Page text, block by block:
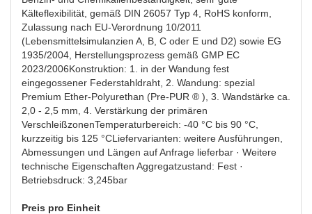
Kälteflexibilität, gemäß DIN 26057 Typ 4, RoHS konform,
Zulassung nach EU-Verordnung 10/2011
(Lebensmittelsimulanzien A, B, C oder E und D2) sowie EG
1935/2004, Herstellungsprozess gemäß GMP EC
2023/2006Konstruktion: 1. in der Wandung fest
eingegossener Federstahldraht, 2. Wandung: spezial
Premium Ether-Polyurethan (Pre-PUR ® ), 3. Wandstärke ca.
2,0 - 2,5 mm, 4. Verstärkung der primären
VerschleißzonenTemperaturbereich: -40 °C bis 90 °C,
kurzzeitig bis 125 °CLiefervarianten: weitere Ausführungen,
Abmessungen und Längen auf Anfrage lieferbar · Weitere
technische Eigenschaften Aggregatzustand: Fest ·
Betriebsdruck: 3,245bar
Preis pro Einheit